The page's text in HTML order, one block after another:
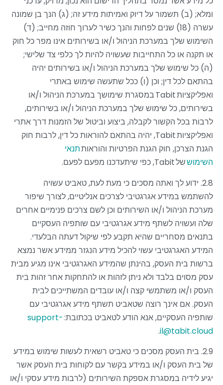
ומלא; (ב) תשמור על דיוק ואמיתות מידע זה; (ג) הנך בן שמונה
עשרה (18) שנים לפחות והנך כשיר לערוך חוזה מחייב; (ד)
השימוש שלך במערכת הניהול ו/או בשירותים אינו מפר כל חוק
או תקנה או כל התחייבות שעשויה להיות לך כלפי צד שלישי;
(ה) כל שימוש שלך במערכת הניהול ו/או בשירותים יהיה
בהתאם לכל דין; וכן (ו) ככל שתעשה שימוש באתרי
ואפליקציותTabitבמסגרת שימושך במערכת הניהול ו/או
בשירותים, כל שימוש שלך במערכת הניהול ו/או בשירותים,
לרבות בכל הקשור לקבלה, ביצוע וביטול של הזמנות דרך אתרי
ואפליקציותTabit, יהיה בהתאם להוראות כל דין, לרבות חוק
הגנת הצרכן, חוק הגנת הפרטיות והוראותתנאי
השימוששלTabit, כפי שיתעדכנו מפעם לפעם.
2.8. ידוע לך ואתה מסכים כי מעת לעת, טאביט עשויה
להשתמש במידע אגרגטיבי לצרכים אנליטיים, לצורך שיפור
מערכת הניהול ו/או השירותים וכן לשם צרכים פנימיים אחרים
שלה ועשויה לשתף מידע אגרגטיבי עם שותפיה העסקיים
בתנאים מסחריים שהיא תקבע לפי שיקול דעתה הבלעדי.
המידע האגרגטיבי עשוי להכיל מידע הנגזר ממידע אשר נמצא
ברשות בית העסק, בהינתן שהמידע האגרגטיבי אינו מגיע מבית
עסק מסוים בלבד ולא ניתן לזהות או להתחקות אחר זהות בית
העסק ו/או משתמשי קצה ו/או עובדים המשתייכים לבית
העסק. אם אינך רוצה שטאביט תשתף מידע אגרגטיבי עם
שותפיה העסקיים, אנא הודע לטאביט בכתובת:support-
il@tabit.cloud
.
2.9. בית העסק מסכים
כי טאביט רשאית לעשות שימוש במידע
של בית העסק ו/או במידע בקשר עם לקוחות בית העסק אשר
יגיע לידיה במסגרת אספקת השירותים (לרבות מידע עסקי ו/או